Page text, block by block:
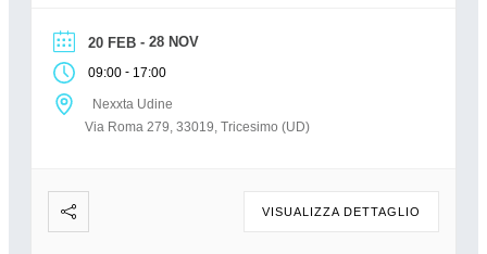
Tricesimo (UD) […]
20 FEB - 28 NOV
09:00 - 17:00
Nexxta Udine
Via Roma 279, 33019, Tricesimo (UD)
VISUALIZZA DETTAGLIO